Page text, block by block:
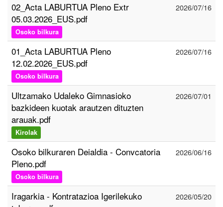
02_Acta LABURTUA Pleno Extr
05.03.2026_EUS.pdf
Osoko bilkura
2026/07/16
01_Acta LABURTUA Pleno
12.02.2026_EUS.pdf
Osoko bilkura
2026/07/16
Ultzamako Udaleko Gimnasioko
bazkideen kuotak arautzen dituzten
arauak.pdf
Kirolak
2026/07/01
Osoko bilkuraren Deialdia - Convcatoria
Pleno.pdf
Osoko bilkura
2026/06/16
Iragarkia - Kontratazioa Igerilekuko
2026/05/20